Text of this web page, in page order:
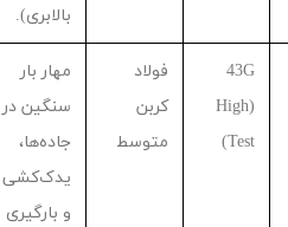
بالابری).
G
43
(
High
Test
)
فولاد
کربن
متوسط
مهار بار
سنگین در
جاده‌ها،
یدک‌کشی
و بارگیری